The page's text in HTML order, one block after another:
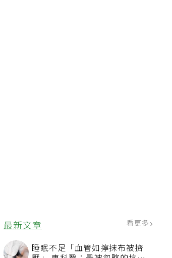
最新文章 看更多
睡眠不足「血管如擰抹布被擠